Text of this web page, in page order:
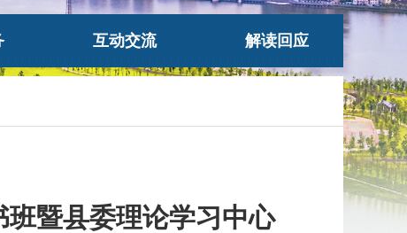
互动交流 解读回应
暨县委理论学习中心